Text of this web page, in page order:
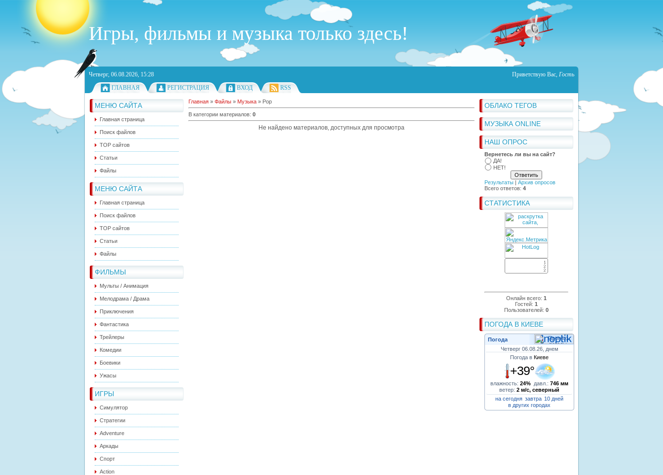
Игры, фильмы и музыка только здесь!
Четверг, 06.08.2026, 15:28 Приветствую Вас, Гость
ГЛАВНАЯ
РЕГИСТРАЦИЯ ВХОД RSS
МЕНЮ САЙТА
Главная страница
Поиск файлов
ТОР сайтов
Статьи
Файлы
МЕНЮ САЙТА
Главная страница
Поиск файлов
ТОР сайтов
Статьи
Файлы
ФИЛЬМЫ
Мульты / Анимация
Мелодрама / Драма
Приключения
Фантастика
Трейлеры
Комедии
Боевики
Ужасы
ИГРЫ
Симулятор
Стратегии
Adventure
Аркады
Спорт
Action
ОБЛАКО ТЕГОВ
МУЗЫКА ONLINE
НАШ ОПРОС
Вернетесь ли вы на сайт?
ДА!
НЕТ!
Результаты | Архив опросов
Всего ответов: 4
СТАТИСТИКА
Онлайн всего: 1
Гостей: 1
Пользователей: 0
ПОГОДА В КИЕВЕ
Погода
Четверг 06.08.26, днем
Погода в Киеве
+39°
влажность: 24% давл.: 746 мм
ветер: 2 м/с, северный
на сегодня завтра 10 дней
в других городах
Главная » Файлы » Музыка » Pop
В категории материалов: 0
Не найдено материалов, доступных для просмотра